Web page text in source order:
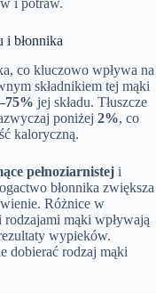
i potraw.
i błonnika
co kluczowo wpływa na
składnikiem tej mąki
jej składu. Tłuszcze
poniżej 2%, co
kaloryczną.
pełnoziarnistej i
błonnika zwiększa
Różnice w
mąki wpływają
wypieków.
dobierać rodzaj mąki